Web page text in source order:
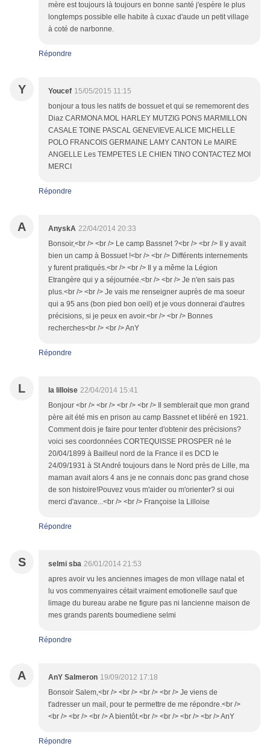
mère est toujours là toujours en bonne santé j'espère le plus
longtemps possible elle habite à cuxac d'aude un petit village
à coté de narbonne.
Répondre
Y Youcef 15/05/2015 11:15
bonjour a tous les natifs de bossuet et qui se rememorent des
Diaz CARMONA MOL HARLEY MUTZIG PONS MARMILLON
CASALE TOINE PASCAL GENEVIEVE ALICE MICHELLE
POLO FRANCOIS GERMAINE LAMY CANTON Le MAIRE
ANGELLE Les TEMPETES LE CHIEN TINO CONTACTEZ MOI
MERCI
Répondre
A AnyskA 22/04/2014 20:33
Bonsoir,<br /> <br /> Le camp Bassnet ?<br /> <br /> Il y avait
bien un camp à Bossuet !<br /> <br /> Différents internements
y furent pratiqués.<br /> <br /> Il y a même la Légion
Etrangère qui y a séjournée.<br /> <br /> Je n'en sais pas
plus.<br /> <br /> Je vais me renseigner auprès de ma soeur
qui a 95 ans (bon pied bon oeil) et je vous donnerai d'autres
précisions, si je peux en avoir.<br /> <br /> Bonnes
recherches<br /> <br /> AnY
Répondre
L la lilloise 22/04/2014 15:41
Bonjour <br /> <br /> <br /> <br /> Il semblerait que mon grand
père ait été mis en prison au camp Bassnet et libéré en 1921.
Comment dois je faire pour tenter d'obtenir des précisions?
voici ses coordonnées CORTEQUISSE PROSPER né le
20/04/1899 à Bailleul nord de la France il es DCD le
24/09/1931 à St André toujours dans le Nord près de Lille, ma
maman avait alors 4 ans je ne connais donc pas grand chose
de son histoire!Pouvez vous m'aider ou m'orienter? si oui
merci d'avance...<br /> <br /> Françoise la Lilloise
Répondre
S selmi sba 26/01/2014 21:53
apres avoir vu les anciennes images de mon village natal et
lu vos commenyaires cétait vraiment emotionelle sauf que
limage du bureau arabe ne figure pas ni lancienne maison de
mes grands parents boumediene selmi
Répondre
A AnY Salmeron 19/09/2012 17:18
Bonsoir Salem,<br /> <br /> <br /> <br /> Je viens de
t'adresser un mail, pour te permettre de me répondre.<br />
<br /> <br /> <br /> A bientôt.<br /> <br /> <br /> <br /> AnY
Répondre